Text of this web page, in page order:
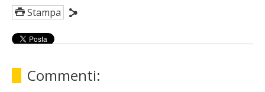
Stampa
Commenti: